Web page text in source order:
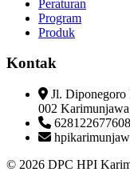
Peraturan
Program
Produk
Kontak
Jl. Diponegoro
002
© 2026 DPC HPI